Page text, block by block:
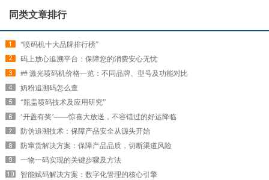
同类文章排行
“喷码机十大品牌排行榜”
码上放心追溯平台：保障您的消费安心无忧
## 激光喷码机价格一览：不同品牌、型号及功能对比
奶粉追溯码怎么查
“瓶盖喷码技术及应用研究”
‘开盖有奖’——惊喜大放送，不容错过的好运降临
防伪追溯技术：保障产品安全从源头开始
防窜货解决方案：保障产品品质，切断渠道风险
一物一码实现的关键步骤及方法
智能赋码解决方案：数字化管理的核心引擎